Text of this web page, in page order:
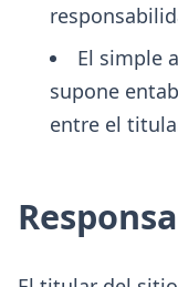
El simple
supone
entre el